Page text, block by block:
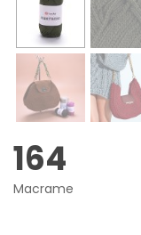
164
Macrame